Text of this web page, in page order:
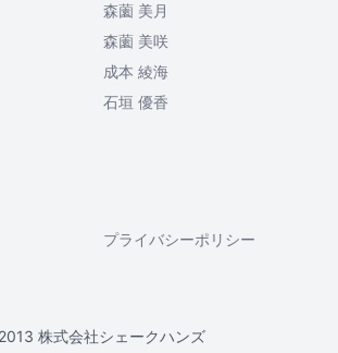
森薗 美月
森薗 美咲
成本 綾海
石垣 優香
プライバシーポリシー
株式会社シェークハンズ